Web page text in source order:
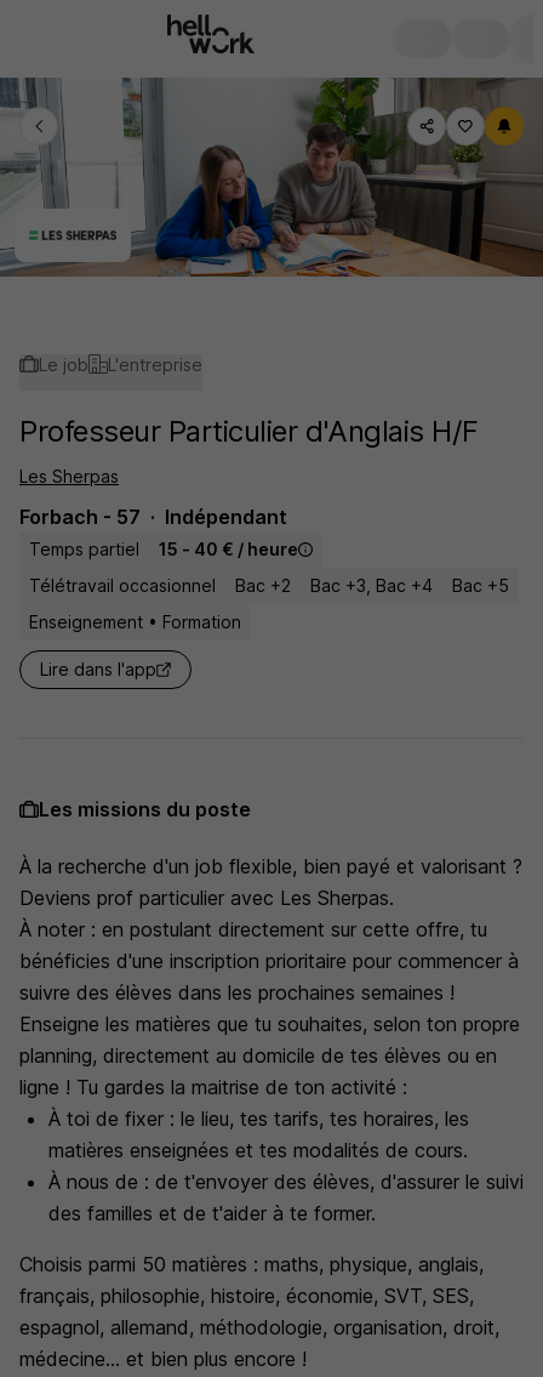
Le job L'entreprise
Professeur Particulier d'Anglais H/F
Les Sherpas
Forbach - 57 Indépendant
Temps partiel
15 - 40 € / heure
Télétravail occasionnel
Bac +2 Bac +3, Bac +4
Bac +5
Enseignement • Formation
Lire dans l'app
Les missions du poste
À la recherche d'un job flexible, bien payé et valorisant ?
Deviens prof particulier avec Les Sherpas.
À noter : en postulant directement sur cette offre, tu
bénéficies d'une inscription prioritaire pour commencer à
suivre des élèves dans les prochaines semaines !
Enseigne les matières que tu souhaites, selon ton propre
planning, directement au domicile de tes élèves ou en
ligne ! Tu gardes la maitrise de ton activité :
À toi de fixer : le lieu, tes tarifs, tes horaires, les
matières enseignées et tes modalités de cours.
À nous de : de t'envoyer des élèves, d'assurer le suivi
des familles et de t'aider à te former.
Choisis parmi 50 matières : maths, physique, anglais,
français, philosophie, histoire, économie, SVT, SES,
espagnol, allemand, méthodologie, organisation, droit,
médecine... et bien plus encore !